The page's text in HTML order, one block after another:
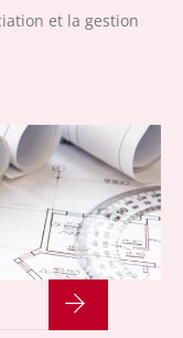
et la gestion